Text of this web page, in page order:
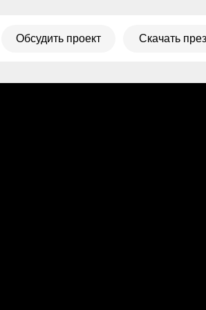
Обсудить проект Скачать презентацию